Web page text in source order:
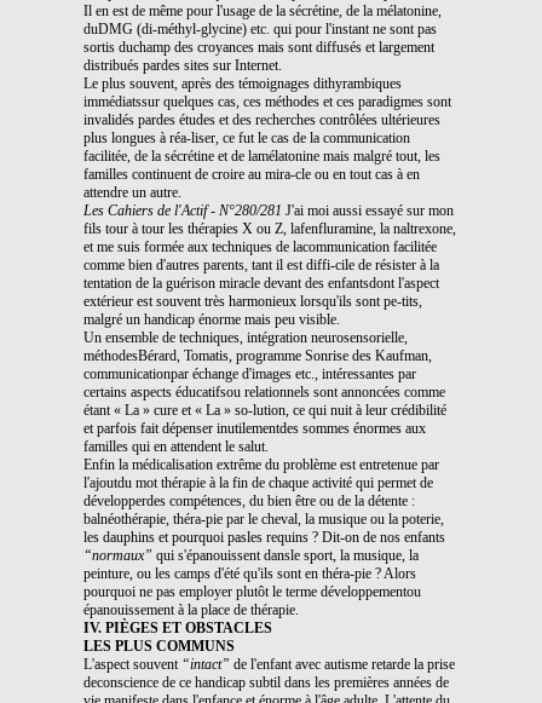
Il en est de même pour l'usage de la sécrétine, de la mélatonine,
duDMG (di-méthyl-glycine) etc. qui pour l'instant ne sont pas
sortis duchamp des croyances mais sont diffusés et largement
distribués pardes sites sur Internet.
Le plus souvent, après des témoignages dithyrambiques
immédiatssur quelques cas, ces méthodes et ces paradigmes sont
invalidés pardes études et des recherches contrôlées ultérieures
plus longues à réa-liser, ce fut le cas de la communication
facilitée, de la sécrétine et de lamélatonine mais malgré tout, les
familles continuent de croire au mira-cle ou en tout cas à en
attendre un autre.
Les Cahiers de l'Actif - N°280/281 J'ai moi aussi essayé sur mon
fils tour à tour les thérapies X ou Z, lafenfluramine, la naltrexone,
et me suis formée aux techniques de lacommunication facilitée
comme bien d'autres parents, tant il est diffi-cile de résister à la
tentation de la guérison miracle devant des enfantsdont l'aspect
extérieur est souvent très harmonieux lorsqu'ils sont pe-tits,
malgré un handicap énorme mais peu visible.
Un ensemble de techniques, intégration neurosensorielle,
méthodesBérard, Tomatis, programme Sonrise des Kaufman,
communicationpar échange d'images etc., intéressantes par
certains aspects éducatifsou relationnels sont annoncées comme
étant « La » cure et « La » so-lution, ce qui nuit à leur crédibilité
et parfois fait dépenser inutilementdes sommes énormes aux
familles qui en attendent le salut.
Enfin la médicalisation extrême du problème est entretenue par
l'ajoutdu mot thérapie à la fin de chaque activité qui permet de
développerdes compétences, du bien être ou de la détente :
balnéothérapie, théra-pie par le cheval, la musique ou la poterie,
les dauphins et pourquoi pasles requins ? Dit-on de nos enfants
“normaux” qui s'épanouissent dansle sport, la musique, la
peinture, ou les camps d'été qu'ils sont en théra-pie ? Alors
pourquoi ne pas employer plutôt le terme développementou
épanouissement à la place de thérapie.
IV. PIÈGES ET OBSTACLES
LES PLUS COMMUNS
L'aspect souvent “intact” de l'enfant avec autisme retarde la prise
deconscience de ce handicap subtil dans les premières années de